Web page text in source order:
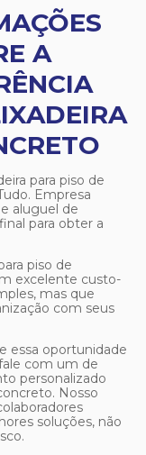
A
para piso de
Empresa
aluguel de
para obter a
piso de
excelente custo-
mas que
com seus
essa oportunidade
com um de
personalizado
. Nosso
soluções, não